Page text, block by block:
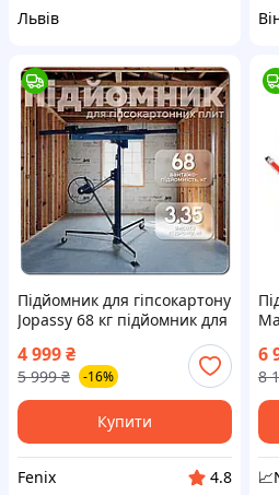
Львів
Підйомник для гіпсокартону
Jopassy 68 кг підйомник для
гіпсопанелей будівельний
4 999₴
5 999 ₴ -16%
Купити
Fenix
4.8
6
8